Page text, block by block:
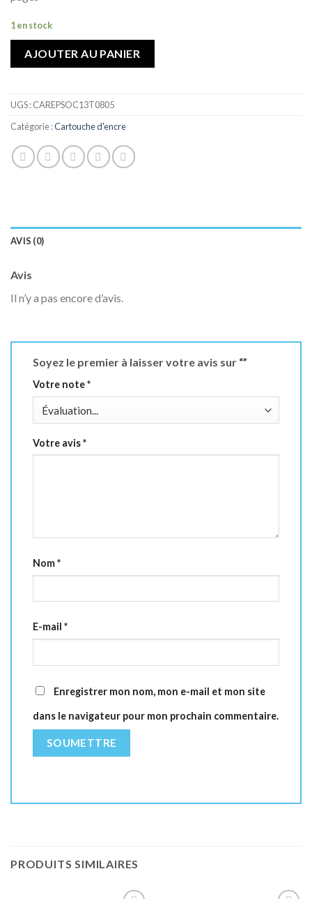
1 en stock
AJOUTER AU PANIER
UGS :CAREPSOC13T0805
Catégorie :Cartouche d'encre
AVIS (0)
Avis
Il n’y a pas encore d’avis.
Soyez le premier à laisser votre avis sur “”
Votre note*
Votre avis*
Nom*
E-mail *
Enregistrer mon nom, mon e-mail et mon site
dans le navigateur pour mon prochain commentaire.
PRODUITS SIMILAIRES